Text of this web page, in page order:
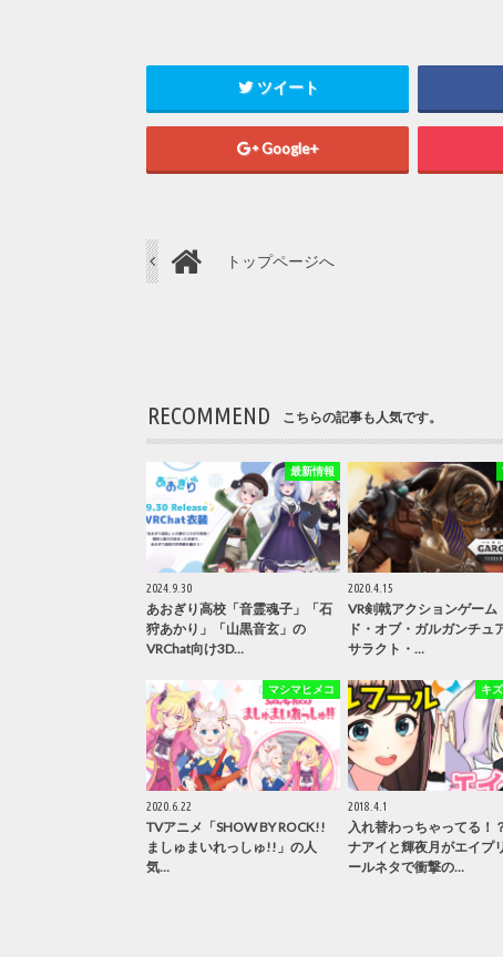
ツイート
Google+
トップページへ
RECOMMEND こちらの記事も人気です。
最新情報
2024.9.30
あおぎり高校「音霊魂子」「石
狩あかり」「山黒音玄」の
VRChat向け3D…
2020.4.15
VR剣戟アクションゲーム
ド・オブ・ガルガンチュ
サラクト・…
マシマヒメコ
2020.6.22
TVアニメ「SHOW BY ROCK!!
ましゅまいれっしゅ!!」の人
気…
キ
2018.4.1
入れ替わっちゃってる！
ナアイと輝夜月がエイプ
ールネタで衝撃の…